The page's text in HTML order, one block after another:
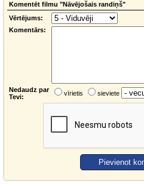
Komentēt filmu "Nāvējošais randiņš"
Vērtējums:
Komentārs:
Nedaudz par
Tevi:
vīrietis sieviete